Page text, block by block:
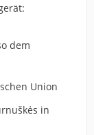
dem
Union
in